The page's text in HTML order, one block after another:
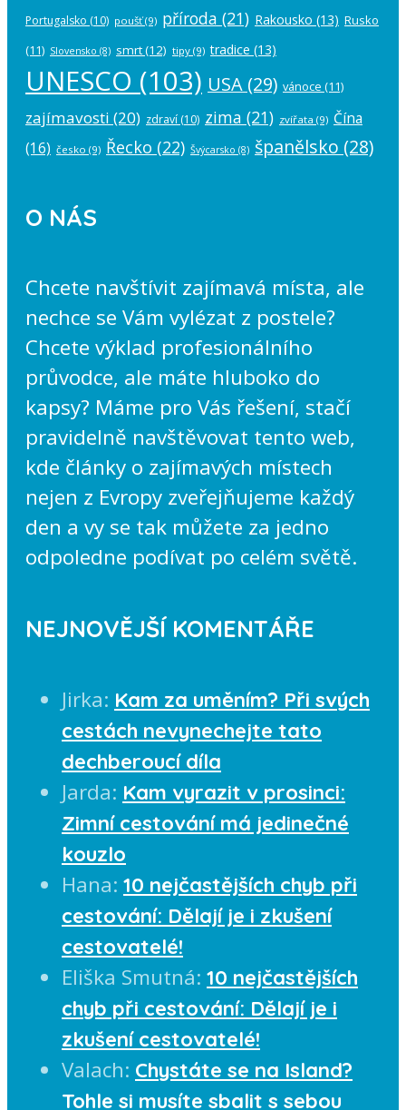
Portugalsko (10) poušť(9) příroda (21) Rakousko (13) Rusko
(11) Slovensko (8) smrt(12) tipy (9) tradice (13)
UNESCO (103) USA (29) vánoce (11)
zajímavosti (20) zdraví (10) zima (21) zvířata (9) Čína
(16) česko (9) Řecko (22) Švýcarsko (8) španělsko (28)
O NÁS
Chcete navštívit zajímavá místa, ale
nechce se Vám vylézat z postele?
Chcete výklad profesionálního
průvodce, ale máte hluboko do
kapsy? Máme pro Vás řešení, stačí
pravidelně navštěvovat tento web,
kde články o zajímavých místech
nejen z Evropy zveřejňujeme každý
den a vy se tak můžete za jedno
odpoledne podívat po celém světě.
NEJNOVĚJŠÍ KOMENTÁŘE
Jirka: Kam za uměním? Při svých
cestách nevynechejte tato
dechberoucí díla
Jarda: Kam vyrazit v prosinci:
Zimní cestování má jedinečné
kouzlo
Hana: 10 nejčastějších chyb při
cestování: Dělají je i zkušení
cestovatelé!
Eliška Smutná: 10 nejčastějších
chyb při cestování: Dělají je i
zkušení cestovatelé!
Valach: Chystáte se na Island?
Tohle si musíte sbalit s sebou